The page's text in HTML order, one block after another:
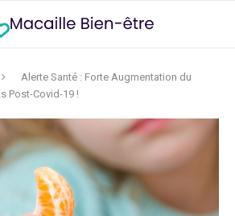
Alerte Santé : Forte Augmentation du
Post-Covid-19 !